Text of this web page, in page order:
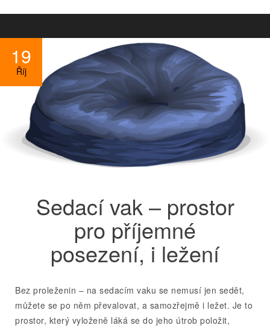
19
Říj
Sedací vak – prostor
pro příjemné
posezení, i ležení
Bez proleženin – na sedacím vaku se nemusí jen sedět,
můžete se po něm převalovat, a samozřejmě i ležet. Je to
prostor, který vyloženě láká se do jeho útrob položit,